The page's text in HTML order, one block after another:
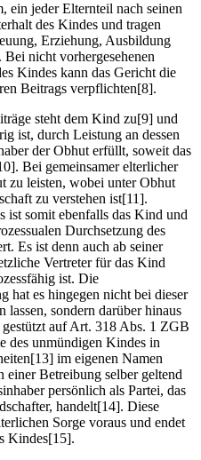
ein jeder Elternteil nach seinen
des Kindes und tragen
Erziehung, Ausbildung
nicht vorhergesehenen
Kindes kann das Gericht die
Beitrags verpflichten[8].
steht dem Kind zu[9] und
ist, durch Leistung an dessen
der Obhut erfüllt, soweit das
Bei gemeinsamer elterlicher
zu leisten, wobei unter Obhut
zu verstehen ist[11].
ist somit ebenfalls das Kind und
Durchsetzung des
Es ist denn auch ab seiner
Vertreter für das Kind
ist. Die
hat es hingegen nicht bei dieser
lassen, sondern darüber hinaus
auf Art. 318 Abs. 1 ZGB
des unmündigen Kindes in
im eigenen Namen
einer Betreibung selber geltend
persönlich als Partei, das
handelt[14]. Diese
Sorge voraus und endet
Kindes[15].